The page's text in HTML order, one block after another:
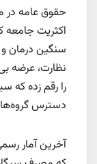
حقوق عامه در
اکثریت جامعه
سنگین درمان
نظارت، عرضه
را رقم زده که
دسترس گروه‌های سنی زیر